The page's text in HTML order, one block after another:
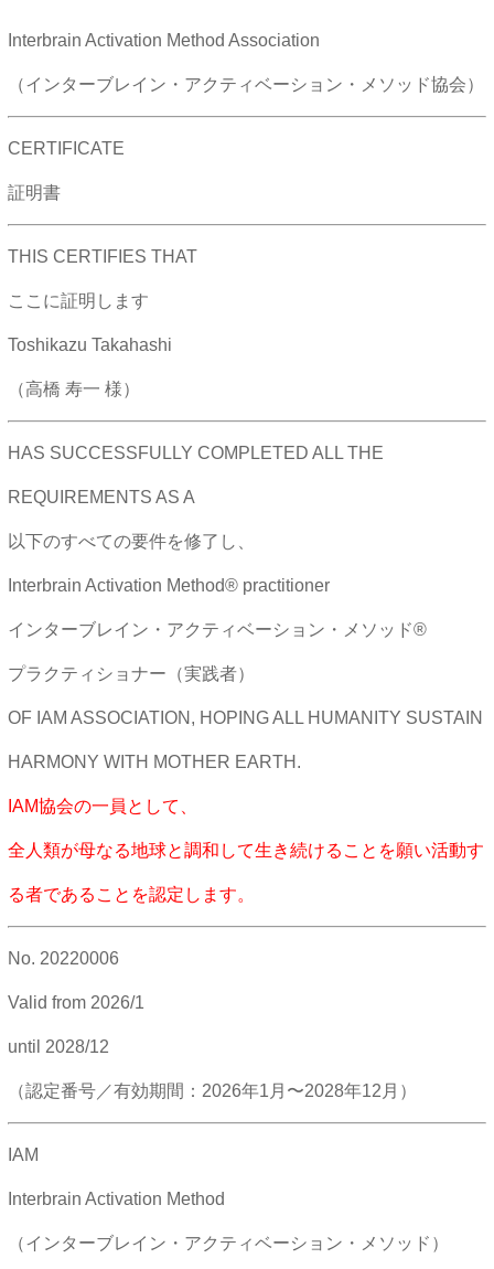
Interbrain Activation Method Association
（インターブレイン・アクティベーション・メソッド協会）
CERTIFICATE
証明書
THIS CERTIFIES THAT
ここに証明します
Toshikazu Takahashi
（高橋 寿一 様）
HAS SUCCESSFULLY COMPLETED ALL THE
REQUIREMENTS AS A
以下のすべての要件を修了し、
Interbrain Activation Method® practitioner
インターブレイン・アクティベーション・メソッド®
プラクティショナー（実践者）
OF IAM ASSOCIATION, HOPING ALL HUMANITY SUSTAIN
HARMONY WITH MOTHER EARTH.
IAM協会の一員として、
全人類が母なる地球と調和して生き続けることを願い活動す
る者であることを認定します。
No. 20220006
Valid from2026/1
until 2028/12
（認定番号／有効期間：2026年1月〜2028年12月）
IAM
Interbrain Activation Method
（インターブレイン・アクティベーション・メソッド）